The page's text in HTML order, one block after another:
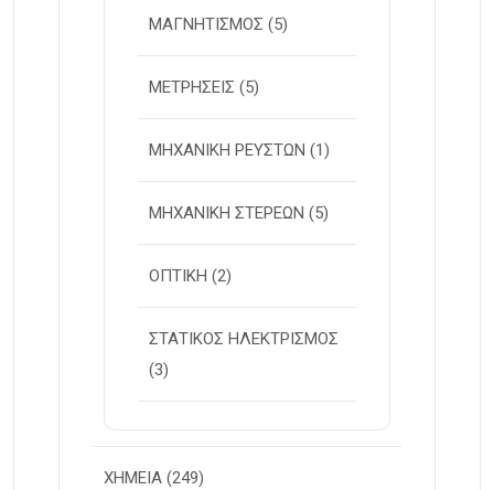
ΜΑΓΝΗΤΙΣΜΟΣ (5)
ΜΕΤΡΗΣΕΙΣ (5)
ΜΗΧΑΝΙΚΗ ΡΕΥΣΤΩΝ (1)
ΜΗΧΑΝΙΚΗ ΣΤΕΡΕΩΝ (5)
ΟΠΤΙΚΗ (2)
ΣΤΑΤΙΚΟΣ ΗΛΕΚΤΡΙΣΜΟΣ
(3)
ΧΗΜΕΙΑ (249)